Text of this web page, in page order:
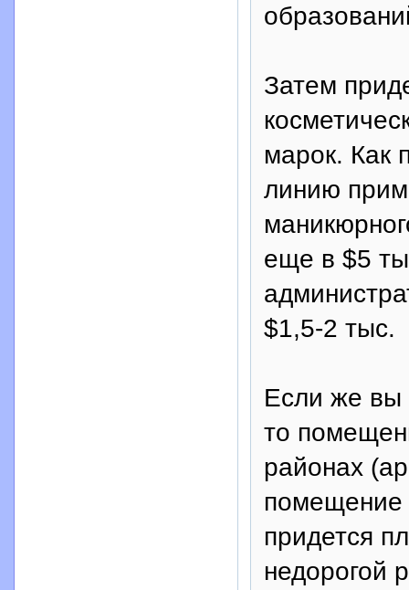
Затем
марок. Как
линию
еще в $5
$1,5-2 тыс.
Если же вы
то
районах
помещение
придется
недорогой